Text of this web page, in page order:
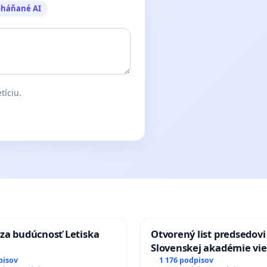
a socioterapie
a socioterapie
pre žiakov so sluchovým postihnutím internátna Viliama Gaňu,
AI
budúcnosť Letiska
Otvorený list predsedovi
Slovenskej akadémie
mať Vízia Slovenska
1 176 podpisov